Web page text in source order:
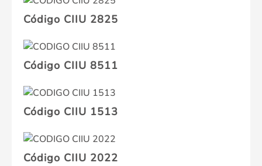
Código CIIU 2825
Código CIIU 8511
Código CIIU 1513
Código CIIU 2022